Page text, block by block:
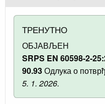
ТРЕНУТНО
ОБЈАВЉЕН
SRPS EN 60598-2-
90.93Одлука о
5. 1. 2026.